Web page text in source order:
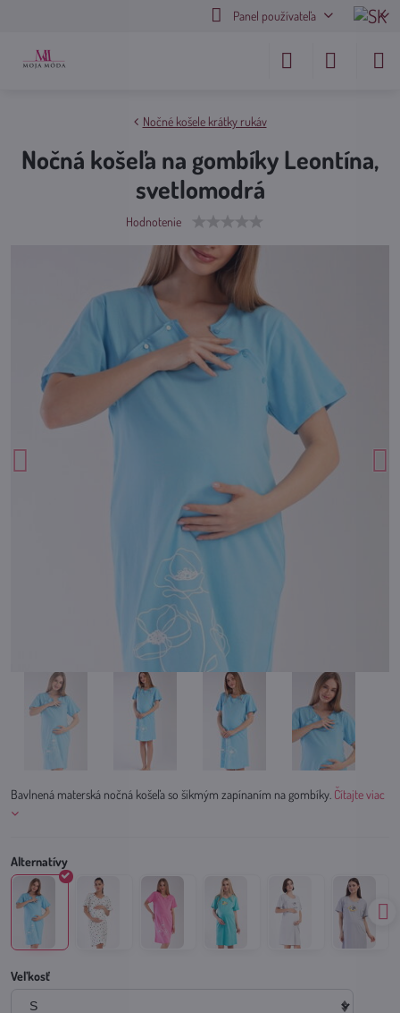
Panel používateľa
Nočné košele krátky rukáv
Nočná košeľa na gombíky Leontína,
svetlomodrá
Hodnotenie
Bavlnená materská nočná košeľa so šikmým zapínaním na gombíky. Čítajte viac
Veľkosť